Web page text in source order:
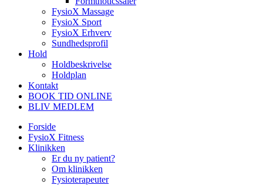
FysioX Massage
FysioX Sport
FysioX Erhverv
Sundhedsprofil
Hold
Holdbeskrivelse
Holdplan
Kontakt
BOOK TID ONLINE
BLIV MEDLEM
Forside
FysioX Fitness
Klinikken
Er du ny patient?
Om klinikken
Fysioterapeuter